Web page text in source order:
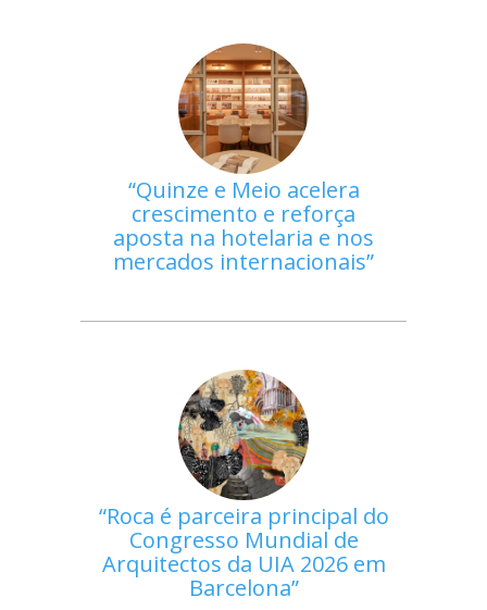
Quinze e Meio acelera
crescimento e reforça
aposta na hotelaria e nos
mercados internacionais
Roca é parceira principal do
Congresso Mundial de
Arquitectos da UIA 2026 em
Barcelona